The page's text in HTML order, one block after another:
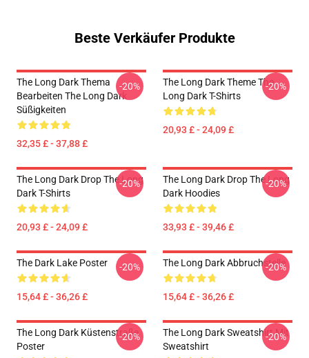
Beste Verkäufer Produkte
The Long Dark Thema
Bearbeiten The Long Dark
Süßigkeiten
32,35 £ - 37,88 £
-20%
The Long Dark Theme The
Long Dark T-Shirts
20,93 £ - 24,09 £
-20%
The Long Dark Drop The Long
Dark T-Shirts
20,93 £ - 24,09 £
-20%
The Long Dark Drop The Long
Dark Hoodies
33,93 £ - 39,46 £
-20%
The Dark Lake Poster
15,64 £ - 36,26 £
-20% The Long Dark Abbruchstelle
15,64 £ - 36,26 £
-20%
The Long Dark Küstenstraße
Poster
-20%
The Long Dark Sweatshirt Mit
Sweatshirt
-20%